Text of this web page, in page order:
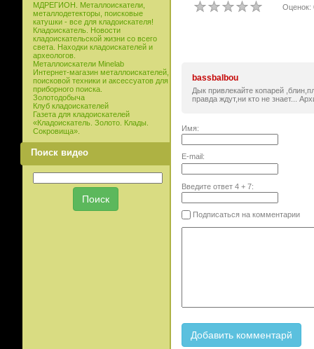
МДРЕГИОН. Металлоискатели,
металлодетекторы, поисковые
катушки - все для кладоискателя!
Кладоискатель. Новости
кладоискательской жизни со всего
света. Находки кладоискателей и
археологов.
Металлоискатели Minelab
Интернет-магазин металлоискателей,
поисковой техники и аксессуатов для
приборного поиска.
Золотодобыча
Клуб кладоискателей
Газета для кладоискателей
«Кладоискатель. Золото. Клады.
Сокровища».
Поиск видео
Оценок:
bassbalbou
Дык привлекайте копарей
правда ждут,ни кто не знает...
Имя:
E-mail:
Введите ответ 4+ 7:
Подписаться на комментарии